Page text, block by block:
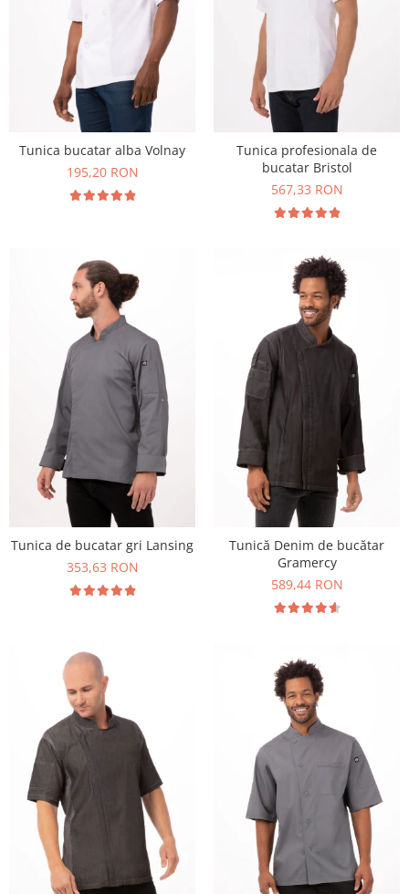
Tunica bucatar alba Volnay
195,20 RON
Tunica profesionala de
bucatar Bristol
567,33 RON
Tunica de bucatar gri Lansing
353,63 RON
Tunică Denim de bucătar
Gramercy
589,44 RON